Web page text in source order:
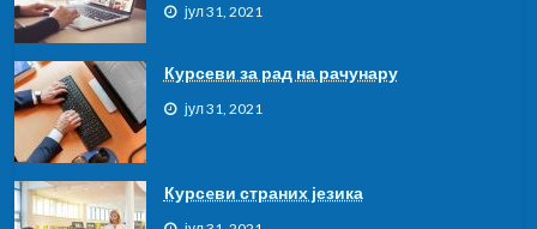
јул 31, 2021
Курсеви за рад на рачунару
јул 31, 2021
Курсeви страних језика